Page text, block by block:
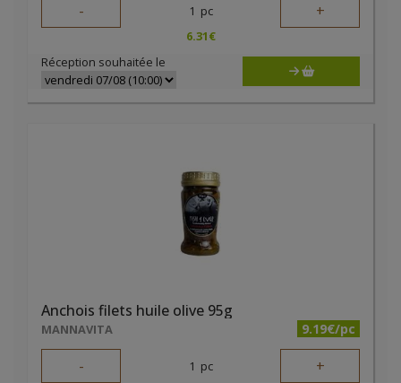
- 1 pc +
6.31€
Réception souhaitée le
Anchois filets huile olive 95g
MANNAVITA 9.19€/pc
- 1 pc +